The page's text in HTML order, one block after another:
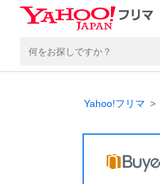
Yahoo!フリマ